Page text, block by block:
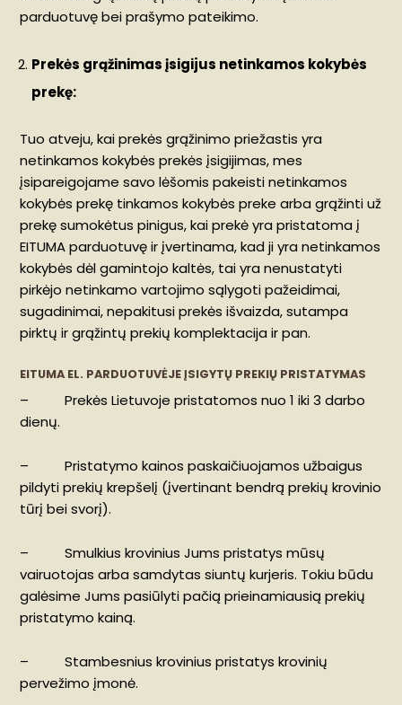
parduotuvę bei prašymo pateikimo.
Prekės grąžinimas įsigijus netinkamos kokybės
prekę:
Tuo atveju, kai prekės grąžinimo priežastis yra
netinkamos kokybės prekės įsigijimas, mes
įsipareigojame savo lėšomis pakeisti netinkamos
kokybės prekę tinkamos kokybės preke arba grąžinti už
prekę sumokėtus pinigus, kai prekė yra pristatoma į
EITUMA parduotuvę ir įvertinama, kad ji yra netinkamos
kokybės dėl gamintojo kaltės, tai yra nenustatyti
pirkėjo netinkamo vartojimo sąlygoti pažeidimai,
sugadinimai, nepakitusi prekės išvaizda, sutampa
pirktų ir grąžintų prekių komplektacija ir pan.
EITUMA EL. PARDUOTUVĖJE ĮSIGYTŲ PREKIŲ PRISTATYMAS
– Prekės Lietuvoje pristatomos nuo 1 iki 3 darbo
dienų.
– Pristatymo kainos paskaičiuojamos užbaigus
pildyti prekių krepšelį (įvertinant bendrą prekių krovinio
tūrį bei svorį).
– Smulkius krovinius Jums pristatys mūsų
vairuotojas arba samdytas siuntų kurjeris. Tokiu būdu
galėsime Jums pasiūlyti pačią prieinamiausią prekių
pristatymo kainą.
– Stambesnius krovinius pristatys krovinių
pervežimo įmonė.